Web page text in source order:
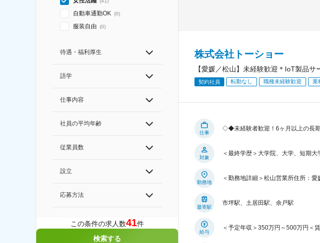
自動車通勤OK (0)
服装自由 (0)
待遇・福利厚生
語学
仕事内容
社員の平均年齢
従業員数
設立
応募方法
この条件の求人数41件
検索する
株式会社トーショー
【愛媛／松山】未経験歓迎＊IoT製品
契約社員 転勤なし 職種未経験歓迎 業
仕事
◇◆未経験者歓迎！6ヶ月以上の長期
対象
＜最終学歴＞大学院、大学、短期
勤務地
＜勤務地詳細＞松山営業所住所：
最寄駅
市坪駅、土居田駅、余戸駅
給与
＜予定年収＞350万円～500万円＜